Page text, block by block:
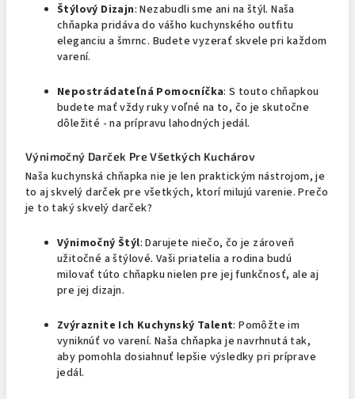
Štýlový Dizajn: Nezabudli sme ani na štýl. Naša
chňapka pridáva do vášho kuchynského outfitu
eleganciu a šmrnc. Budete vyzerať skvele pri každom
varení.
Nepostrádateľná Pomocníčka: S touto chňapkou
budete mať vždy ruky voľné na to, čo je skutočne
dôležité - na prípravu lahodných jedál.
Výnimočný Darček Pre Všetkých Kuchárov
Naša kuchynská chňapka nie je len praktickým nástrojom, je
to aj skvelý darček pre všetkých, ktorí milujú varenie. Prečo
je to taký skvelý darček?
Výnimočný Štýl: Darujete niečo, čo je zároveň
užitočné a štýlové. Vaši priatelia a rodina budú
milovať túto chňapku nielen pre jej funkčnosť, ale aj
pre jej dizajn.
Zvýraznite Ich Kuchynský Talent: Pomôžte im
vyniknúť vo varení. Naša chňapka je navrhnutá tak,
aby pomohla dosiahnuť lepšie výsledky pri príprave
jedál.